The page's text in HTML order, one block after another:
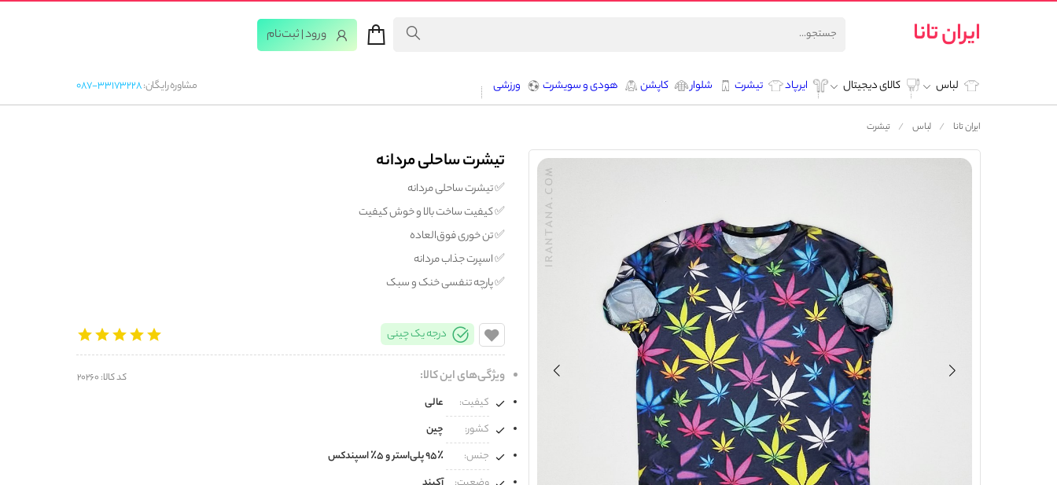
ایران تانا ورود | ثبت‌‌نام
لباس کالای دیجیتال ایرپاد تیشرت شلوار کاپشن هودی و سویشرت ورزشی مشاوره رایگان:087-33173228
ایران تانا لباس تیشرت
تیشرت ساحلی مردانه
✅️ تیشرت ساحلی مردانه
✅️ کیفیت ساخت بالا و خوش کیفیت
✅️ تن خوری فوق‌العاده
✅️ اسپرت جذاب مردانه
✅️ پارچه تنفسی خنک و سبک
درجه یک چینی
ویژگی‌های این کالا: کد کالا: 20260
کیفیت:
عالی
کشور:
چین
جنس: